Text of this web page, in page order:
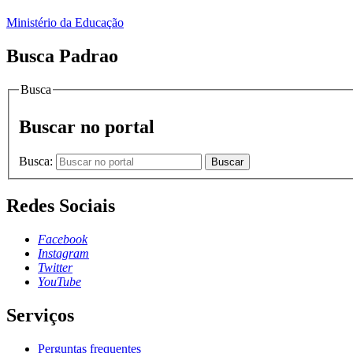
Ministério da Educação
Busca Padrao
Busca
Buscar no portal
Busca: Buscar
Redes Sociais
Facebook
Instagram
Twitter
YouTube
Serviços
Perguntas frequentes